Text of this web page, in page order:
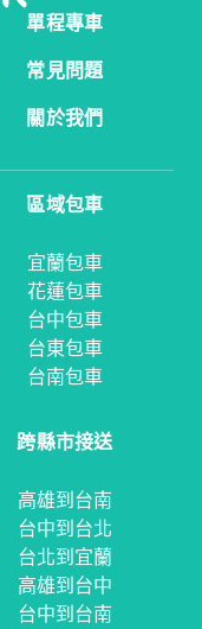
單程專車
常見問題
關於我們
區域包車
宜蘭包車
花蓮包車
台中包車
台東包車
台南包車
跨縣市接送
高雄到台南
台中到台北
台北到宜蘭
高雄到台中
台中到台南